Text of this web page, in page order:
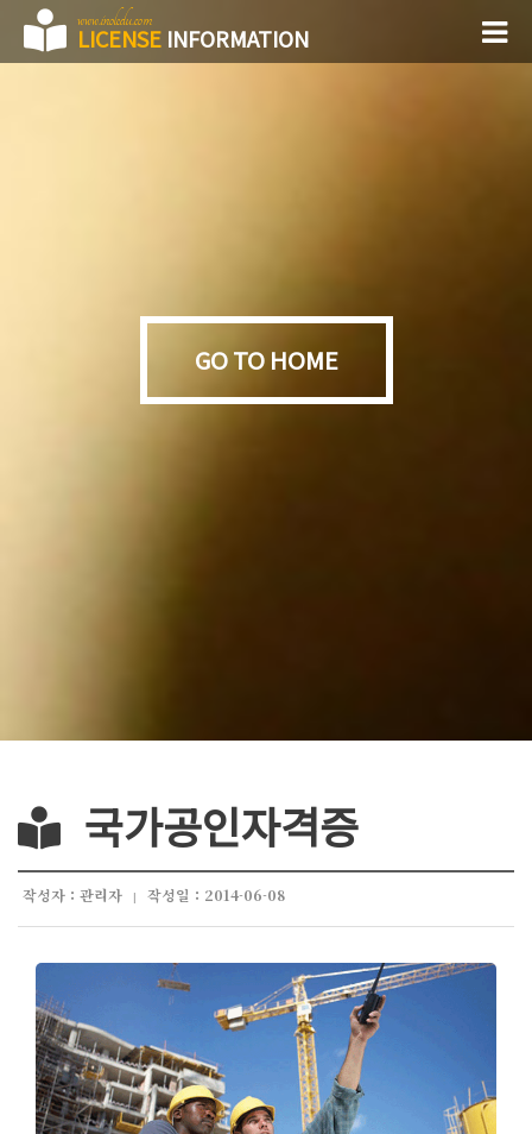
www.inoledu.com
LICENSE INFORMATION
GO TO HOME
국가공인자격증
작성자 : 관리자 | 작성일 : 2014-06-08